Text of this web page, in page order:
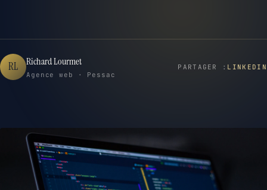
RL Richard Lourmet
Agence web · Pessac
PARTAGER : LINKEDIN